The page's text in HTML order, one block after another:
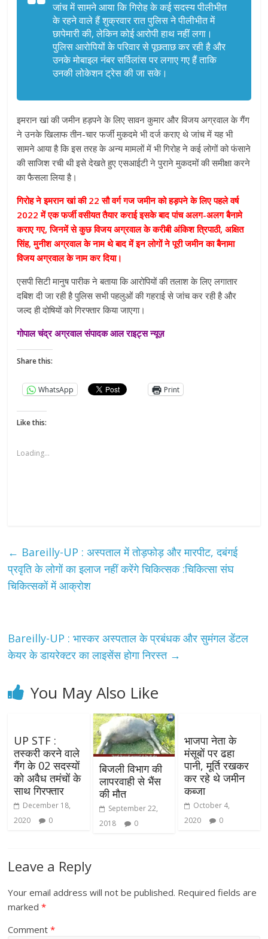
जांच में सामने आया कि गिरोह के कई सदस्य पीलीभीत
के रहने वाले हैं शुक्रवार रात पुलिस ने पीलीभीत में
छापेमारी की, लेकिन कोई आरोपी हाथ नहीं लगा।
पुलिस आरोपियों के परिवार से पूछताछ कर रही है और
उनके मोबाइल नंबर सर्विलांस पर लगाए गए हैं ताकि
उनकी लोकेशन ट्रेस की जा सके।
इमरान खां की जमीन हड़पने के लिए सावन कुमार और विजय अग्रवाल के गैंग
ने उनके खिलाफ तीन-चार फर्जी मुकदमे भी दर्ज कराए थे जांच में यह भी
सामने आया है कि इस तरह के अन्य मामलों में भी गिरोह ने कई लोगों को फंसाने
की साजिश रची थी इसे देखते हुए एसआईटी ने पुराने मुकदमों की समीक्षा करने
का फैसला लिया है।
गिरोह ने इमरान खां की 22 सौ वर्ग गज जमीन को हड़पने के लिए पहले वर्ष
2022 में एक फर्जी वसीयत तैयार कराई इसके बाद पांच अलग-अलग बैनामे
कराए गए, जिनमें से कुछ विजय अग्रवाल के करीबी अंकिश त्रिपाठी, अक्षित
सिंह, मुनीश अग्रवाल के नाम थे बाद में इन लोगों ने पूरी जमीन का बैनामा
विजय अग्रवाल के नाम कर दिया।
एसपी सिटी मानुष पारीक ने बताया कि आरोपियों की तलाश के लिए लगातार
दबिश दी जा रही है पुलिस सभी पहलुओं की गहराई से जांच कर रही है और
जल्द ही दोषियों को गिरफ्तार किया जाएगा।
गोपाल चंद्र अग्रवाल संपादक आल राइट्स न्यूज़
Share this:
WhatsApp Print
Like this:
Loading...
← Bareilly-UP : अस्पताल में तोड़फोड़ और मारपीट, दबंगई
प्रवृति के लोगों का इलाज नहीं करेंगे चिकित्सक :चिकित्सा संघ
चिकित्सकों में आक्रोश
Bareilly-UP : भास्कर अस्पताल के प्रबंधक और सुमंगल डेंटल
केयर के डायरेक्टर का लाइसेंस होगा निरस्त →
You May Also Like
UP STF :
तस्करी करने वाले
गैंग के 02 सदस्यों
को अवैध तमंचों के
साथ गिरफ्तार
December 18,
2020
0
बिजली विभाग की
लापरवाही से भैंस
की मौत
September 22,
2018
0
भाजपा नेता के
मंसूबों पर ढहा
पानी, मूर्ति रखकर
कर रहे थे जमीन
कब्जा
October 4,
2020
0
Leave a Reply
Your email address will not be published. Required fields are
marked*
Comment*